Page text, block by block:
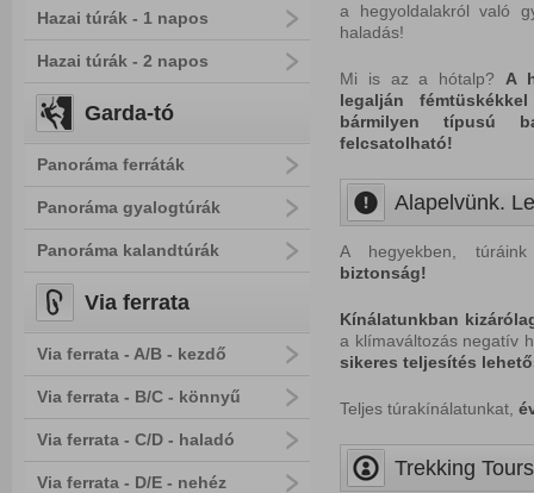
Hazai túrák - 1 napos
Hazai túrák - 2 napos
Garda-tó
Panoráma ferráták
Panoráma gyalogtúrák
Panoráma kalandtúrák
Via ferrata
Via ferrata - A/B - kezdő
Via ferrata - B/C - könnyű
Via ferrata - C/D - haladó
Via ferrata - D/E - nehéz
a hegyoldalakról való
haladás!
Mi is az a hótalp? A
legalján
bármilyen típusú
felcsatolható!
Alapelvünk.
A hegyekben,
biztonság!
Kínálatunkban
a klímaváltozás negatív
sikeres teljesítés
Teljes túrakínálatunkat,
Trekking